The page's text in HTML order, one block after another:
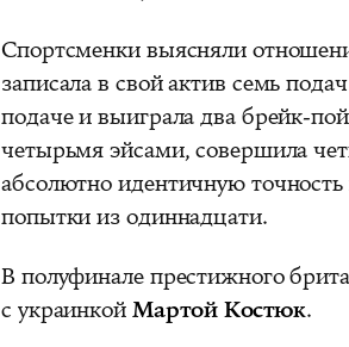
Спортсменки выясняли
записала в свой актив семь
подаче и выиграла два брейк-
четырьмя эйсами, совершила
абсолютно идентичную
попытки из одиннадцати.
В полуфинале престижного
с украинкойМартой Костюк.